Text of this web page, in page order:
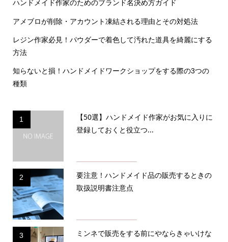
ハンドメイド作家のためのブランド名決め方ガイド
アメブロが削除・アカウント凍結される理由とその対処法
レジン作家必見！パウダーで着色して汚れた道具を綺麗にする
方法
知らないと損！ハンドメイドワークショップをする際の3つの
種類
1
【50選】ハンドメイド作家がお気に入りに
登録しておくと役立つ...
2
要注意！ハンドメイド品の販売するときの
取扱説明書注意点
3
ミンネで販売をする前にやならきゃいけな